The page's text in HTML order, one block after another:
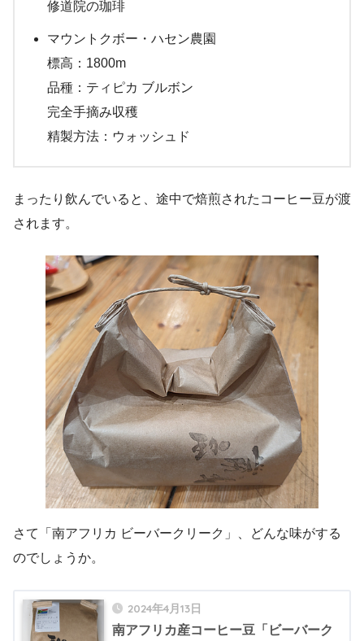
修道院の珈琲
マウントクボー・ハセン農園
標高：1800m
品種：ティピカ ブルボン
完全手摘み収穫
精製方法：ウォッシュド
まったり飲んでいると、途中で焙煎されたコーヒー豆が渡
されます。
さて「南アフリカ ビーバークリーク」、どんな味がする
のでしょうか。
2024年4月13日
南アフリカ産コーヒー豆「ビーバーク